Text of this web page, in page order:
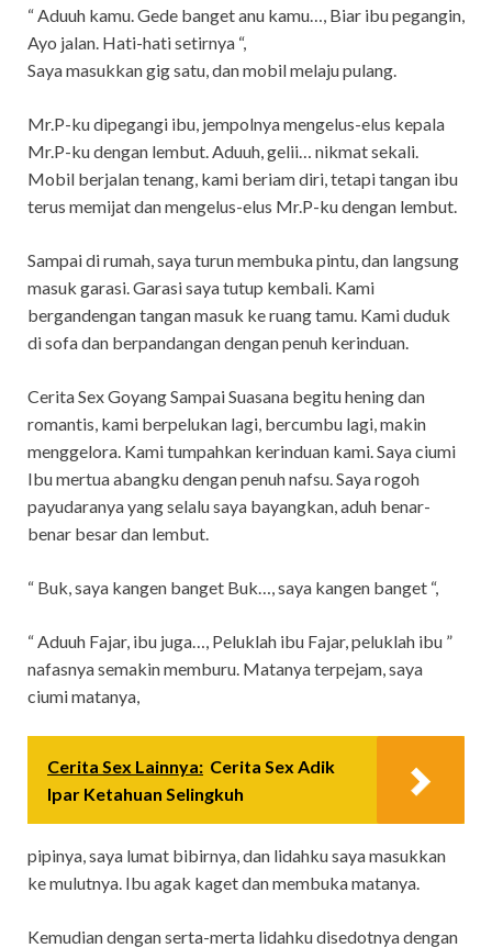
“ Aduuh kamu. Gede banget anu kamu…, Biar ibu pegangin,
Ayo jalan. Hati-hati setirnya “,
Saya masukkan gig satu, dan mobil melaju pulang.
Mr.P-ku dipegangi ibu, jempolnya mengelus-elus kepala
Mr.P-ku dengan lembut. Aduuh, gelii… nikmat sekali.
Mobil berjalan tenang, kami beriam diri, tetapi tangan ibu
terus memijat dan mengelus-elus Mr.P-ku dengan lembut.
Sampai di rumah, saya turun membuka pintu, dan langsung
masuk garasi. Garasi saya tutup kembali. Kami
bergandengan tangan masuk ke ruang tamu. Kami duduk
di sofa dan berpandangan dengan penuh kerinduan.
Cerita Sex Goyang Sampai Suasana begitu hening dan
romantis, kami berpelukan lagi, bercumbu lagi, makin
menggelora. Kami tumpahkan kerinduan kami. Saya ciumi
Ibu mertua abangku dengan penuh nafsu. Saya rogoh
payudaranya yang selalu saya bayangkan, aduh benar-
benar besar dan lembut.
“ Buk, saya kangen banget Buk…, saya kangen banget “,
“ Aduuh Fajar, ibu juga…, Peluklah ibu Fajar, peluklah ibu ”
nafasnya semakin memburu. Matanya terpejam, saya
ciumi matanya,
Cerita Sex Lainnya: Cerita Sex Adik
Ipar Ketahuan Selingkuh
pipinya, saya lumat bibirnya, dan lidahku saya masukkan
ke mulutnya. Ibu agak kaget dan membuka matanya.
Kemudian dengan serta-merta lidahku disedotnya dengan